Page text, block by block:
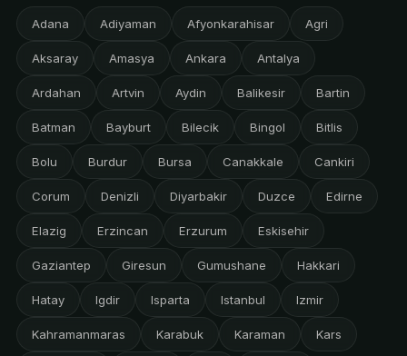
Adana Adiyaman Afyonkarahisar Agri
Aksaray Amasya Ankara Antalya
Ardahan Artvin Aydin Balikesir Bartin
Batman Bayburt Bilecik Bingol Bitlis
Bolu Burdur Bursa Canakkale Cankiri
Corum Denizli Diyarbakir Duzce Edirne
Elazig Erzincan Erzurum Eskisehir
Gaziantep Giresun Gumushane Hakkari
Hatay Igdir Isparta Istanbul Izmir
Kahramanmaras Karabuk Karaman Kars